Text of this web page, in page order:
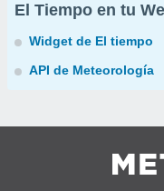
El Tiempo en tu
Widget de El tiempo
API de Meteorología